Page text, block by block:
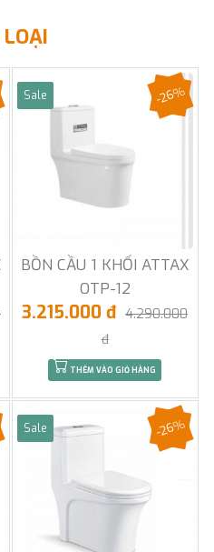
Sale
BỒN CẦU 1 KHỐI ATTAX
OTP-12
-26%
3.215.000 đ 4.290.000
đ
THÊM VÀO GIỎ HÀNG
Sale -26%